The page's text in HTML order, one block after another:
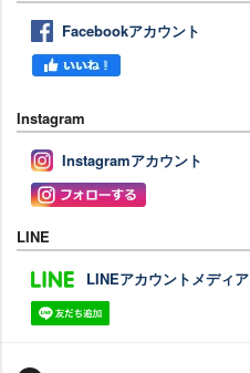
Facebookアカウント
Instagram
Instagramアカウント
LINE
LINEアカウントメディア